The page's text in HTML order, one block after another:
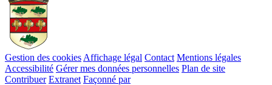
Gestion des cookies Affichage légal Contact Mentions légales
Accessibilité Gérer mes données personnelles Plan de site
Contribuer Extranet Façonné par